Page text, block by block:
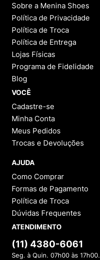
Sobre a Menina Shoes
Política de Privacidade
Política de Troca
Política de Entrega
Lojas Físicas
Programa de Fidelidade
Blog
VOCÊ
Cadastre-se
Minha Conta
Meus Pedidos
Trocas e Devoluções
AJUDA
Como Comprar
Formas de Pagamento
Política de Troca
Dúvidas Frequentes
ATENDIMENTO
(11) 4380-6061
Seg. à Quin. 07h00 às 17h00.